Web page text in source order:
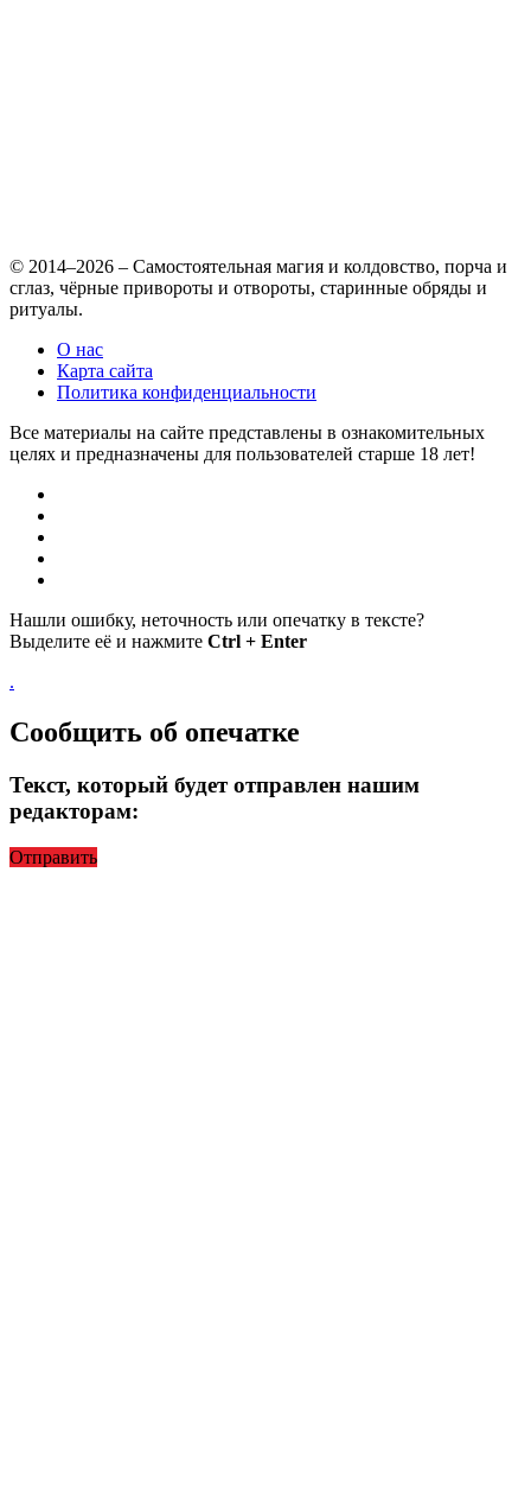
© 2014–2026 – Самостоятельная магия и колдовство, порча и
сглаз, чёрные привороты и отвороты, старинные обряды и
ритуалы.
О нас
Карта сайта
Политика конфиденциальности
Все материалы на сайте представлены в ознакомительных
целях и предназначены для пользователей старше 18 лет!
Нашли ошибку, неточность или опечатку в тексте?
Выделите её и нажмите Ctrl + Enter
.
Сообщить об опечатке
Текст, который будет отправлен нашим
редакторам:
Отправить